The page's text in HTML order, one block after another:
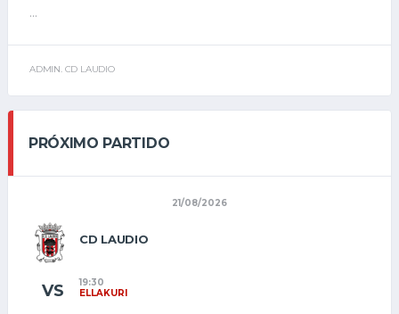
...
ADMIN. CD LAUDIO
PRÓXIMO PARTIDO
21/08/2026
CD LAUDIO
VS
19:30
ELLAKURI